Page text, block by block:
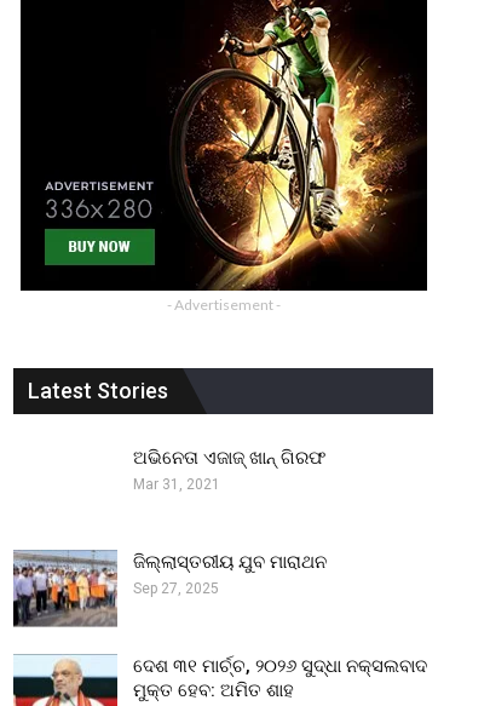
- Advertisement -
Latest Stories
ଅଭିନେତା ଏଜାଜ୍ ଖାନ୍ ଗିରଫ
Mar 31, 2021
ଜିଲ୍ଲାସ୍ତରୀୟ ଯୁବ ମାରାଥନ
Sep 27, 2025
ଦେଶ ୩୧ ମାର୍ଚ୍ଚ, ୨୦୨୬ ସୁଦ୍ଧା ନକ୍ସଲବାଦ
ମୁକ୍ତ ହେବ: ଅମିତ ଶାହ